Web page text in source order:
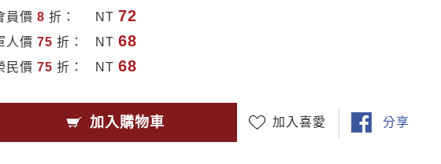
員價8 折： NT 72
人價75 折： NT68
民價75 折： NT68
加入購物車 加入喜愛 分享